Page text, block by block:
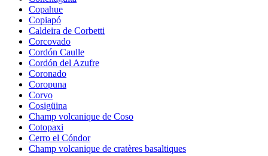
Copahue
Copiapó
Caldeira de Corbetti
Corcovado
Cordón Caulle
Cordón del Azufre
Coronado
Coropuna
Corvo
Cosigüina
Champ volcanique de Coso
Cotopaxi
Cerro el Cóndor
Champ volcanique de cratères basaltiques